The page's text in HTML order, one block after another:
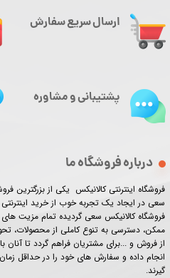
ارسال سریع سفارش
درباره فروشگاه ما
فروشگاه اینترنتی کالانیکس یکی از بزرگترین
سعی در ایجاد یک تجربه خوب از خرید اینترنتی
فروشگاه کالانیکس سعی گردیده تمام مزیت
ممکن، دسترسی به تنوع کاملی از محصولات،
از فروش و ...برای مشتریان فراهم گردد تا آنان
انجام داده و سفارش های خود را در حداقل
گیرند.​​​​​​​
پشتیبانی و مشاوره